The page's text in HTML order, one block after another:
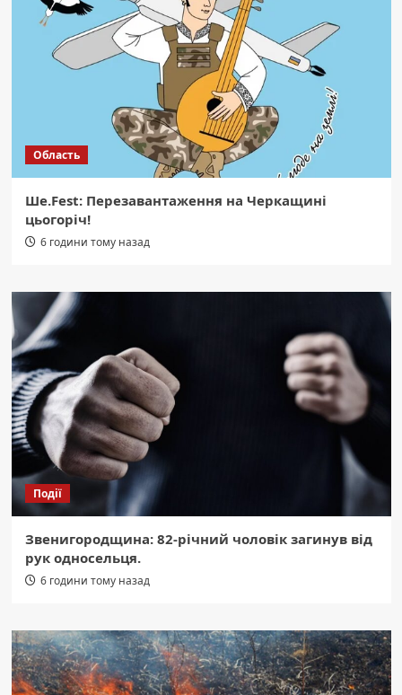
Область
Ше.Fest: Перезавантаження на Черкащині
цьогоріч!
6 години тому назад
Події
Звенигородщина: 82-річний чоловік загинув від
рук односельця.
6 години тому назад